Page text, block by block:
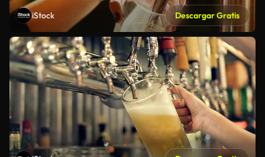
iStock Descargar Gratis